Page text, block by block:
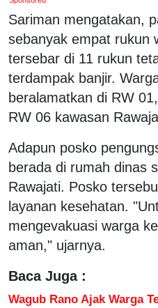
Sariman mengatakan,
sebanyak empat rukun
tersebar di 11 rukun
terdampak banjir.
beralamatkan di RW
RW 06 kawasan
Adapun posko
berada di rumah dinas
Rawajati. Posko
layanan kesehatan.
mengevakuasi warga
aman," ujarnya.
Baca Juga :
Wagub Rano Ajak Warga